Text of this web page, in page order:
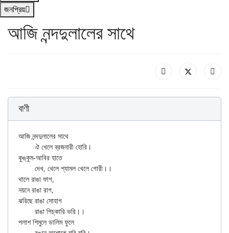
জনপ্রিয়
আজি নন্দদুলালের সাথে
বাণী
আজি নন্দদুলালের সাথে
কুঙ্কুম-আবির হাতে
থালে রাঙা ফাগ,
নয়নে রাঙা রাগ,
ঝরিছে রাঙা সোহাগ
পলাশ শিমুলে ডালিম ফুলে